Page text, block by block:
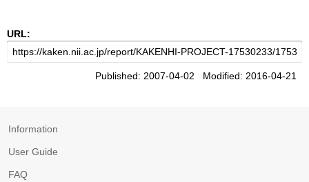
URL:
Published: 2007-04-02 Modified: 2016-04-21
Information
User Guide
FAQ